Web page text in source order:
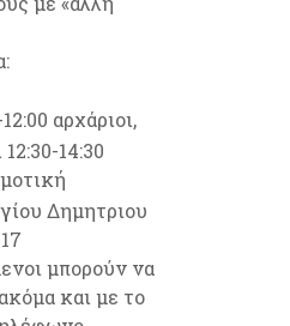
αρχάριοι,
14:30
Δημητριου
μπορούν να
και με το